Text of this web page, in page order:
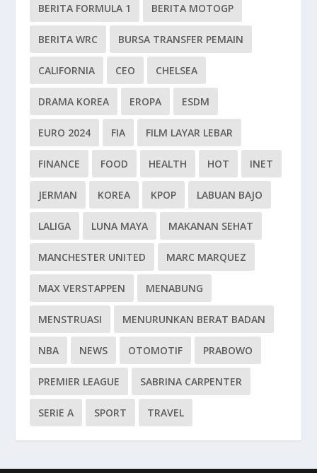
BERITA FORMULA 1 BERITA MOTOGP
BERITA WRC BURSA TRANSFER PEMAIN
CALIFORNIA CEO CHELSEA
DRAMA KOREA EROPA ESDM
EURO 2024 FIA FILM LAYAR LEBAR
FINANCE FOOD HEALTH HOT INET
JERMAN KOREA KPOP LABUAN BAJO
LALIGA LUNA MAYA MAKANAN SEHAT
MANCHESTER UNITED MARC MARQUEZ
MAX VERSTAPPEN MENABUNG
MENSTRUASI MENURUNKAN BERAT BADAN
NBA NEWS OTOMOTIF PRABOWO
PREMIER LEAGUE SABRINA CARPENTER
SERIE A SPORT TRAVEL